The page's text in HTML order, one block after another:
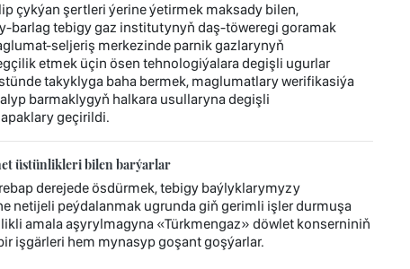
çykýan şertleri ýerine ýetirmek maksady bilen,
barlag tebigy gaz institutynyň daş-töweregi goramak
seljeriş merkezinde parnik gazlarynyň
etmek üçin ösen tehnologiýalara degişli ugurlar
takyklyga baha bermek, maglumatlary werifikasiýa
barmaklygyň halkara usullaryna degişli
geçirildi.
üstünlikleri bilen barýarlar
derejede ösdürmek, tebigy baýlyklarymyzy
netijeli peýdalanmak ugrunda giň gerimli işler durmuşa
amala aşyrylmagyna «Türkmengaz» döwlet konserniniň
işgärleri hem mynasyp goşant goşýarlar.